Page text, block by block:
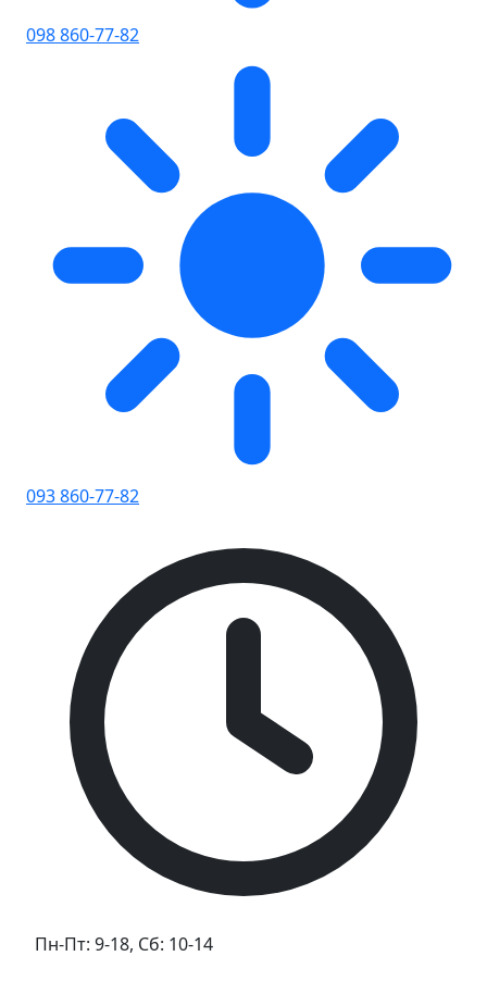
098 860-77-82
093 860-77-82
Пн-Пт: 9-18, Сб: 10-14